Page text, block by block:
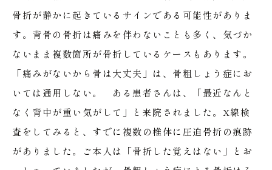
骨折が静かに起きているサインである可能性がありま
す。背骨の骨折は痛みを伴わないことも多く、気づか
ないまま複数箇所が骨折しているケースもあります。
「痛みがないから骨は大丈夫」は、骨粗しょう症にお
いては通用しない。
ある患者さんは、「最近なんと
なく背中が重い気がして」と来院されました。X線検
査をしてみると、すでに複数の椎体に圧迫骨折の痕跡
がありました。ご本人は「骨折した覚えはない」とお